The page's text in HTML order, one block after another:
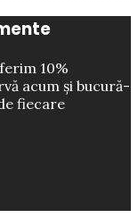
10%
acum și bucură-
fiecare